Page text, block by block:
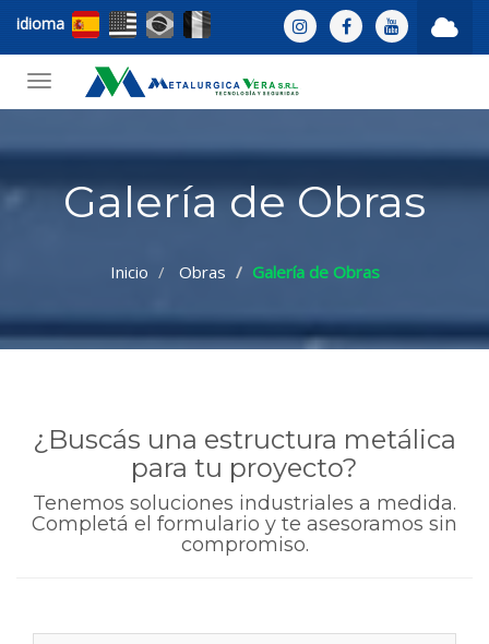
idioma
Toggle
navigation
Galería de Obras
Inicio Obras Galería de Obras
¿Buscás una estructura metálica
para tu proyecto?
Tenemos soluciones industriales a medida.
Completá el formulario y te asesoramos sin
compromiso.